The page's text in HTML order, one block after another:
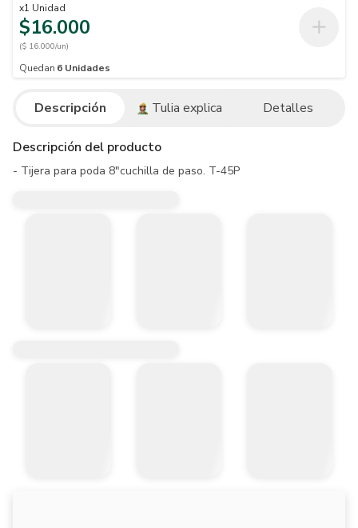
x1 Unidad
$16.000
($ 16.000/un)
Quedan 6 Unidades
Descripción Tulia explica Detalles
Descripción del producto
- Tijera para poda 8"cuchilla de paso. T-45P